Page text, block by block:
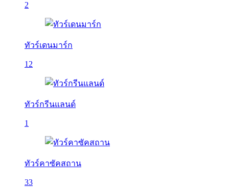
2
ทัวร์เดนมาร์ก
12
ทัวร์กรีนแลนด์
1
ทัวร์คาซัคสถาน
33